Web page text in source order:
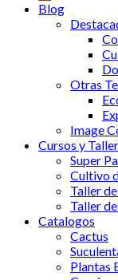
Blog
Otras
Image
Cursos y
Super
Cultivo
Taller
Taller
Catalogos
Cactus
Plantas